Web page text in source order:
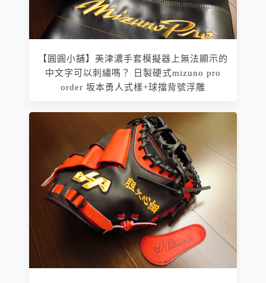
【圓圓小舖】美津濃手套模擬器上無法顯示的
中文字可以刺繡嗎？ 日製硬式mizuno pro
order 坂本勇人式樣+球擋背號浮雕